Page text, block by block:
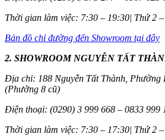
Thời gian làm việc: 7:30 – 19:30| Thứ 2
Bản đồ chỉ đường đến Showroom tại đây
2. SHOWROOM NGUYỄN TẤT
Địa chỉ: 188 Nguyễn Tất Thành, Phường
(Phường 8 cũ)
Điện thoại: (0290) 3 999 668 – 0833 999
Thời gian làm việc: 7:30 – 17:30| Thứ 2